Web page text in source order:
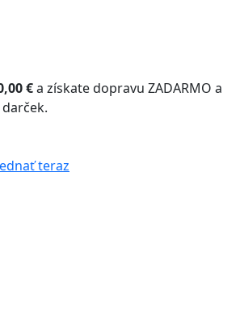
€a získate dopravu ZADARMO a
teraz